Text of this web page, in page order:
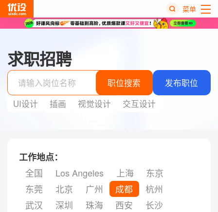
菜单
求职招聘
职位搜索
发布职位
UI设计
插画 视觉设计 交互设计
工作地点：
全国
Los Angeles 上海
东京
东莞
北京 广州 成都
杭州
武汉
深圳 珠海 西安
长沙